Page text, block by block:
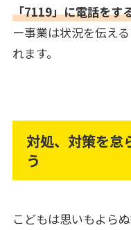
「7119」に電話をす
ー事業は状況を伝え
れます。
対処、対策を怠
う
こどもは思いもよら